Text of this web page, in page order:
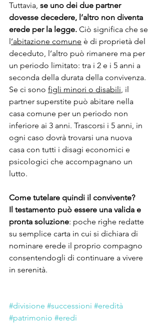
Tuttavia, se uno dei due partner
dovesse decedere, l’altro non diventa
erede per la legge. Ciò significa che se
’abitazione comune è di proprietà del
deceduto, l’altro può rimanere ma per
un periodo limitato: tra i 2 e i 5 anni a
seconda della durata della convivenza.
Se ci sono figli minori o disabili, il
partner superstite può abitare nella
casa comune per un periodo non
inferiore ai 3 anni. Trascorsi i 5 anni, in
ogni caso dovrà trovarsi una nuova
casa con tutti i disagi economici e
psicologici che accompagnano un
lutto.
Come tutelare quindi il convivente?
Il testamento può essere una valida e
pronta soluzione: poche righe redatte
su semplice carta in cui si dichiara di
nominare erede il proprio compagno
consentendogli di continuare a vivere
in serenità.
#divisione #successioni #eredità
#patrimonio #eredi